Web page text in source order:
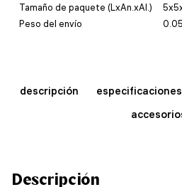
Tamaño de paquete (LxAn.xAl.)
Peso del envío
descripción especificaciones
Descripción